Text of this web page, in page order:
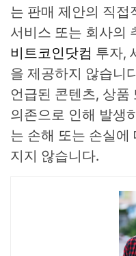
는 판매 제안의 직접
서비스 또는 회사의
비트코인닷컴 투자,
을 제공하지 않습니
언급된 콘텐츠, 상품
의존으로 인해 발생
는 손해 또는 손실에
지지 않습니다.